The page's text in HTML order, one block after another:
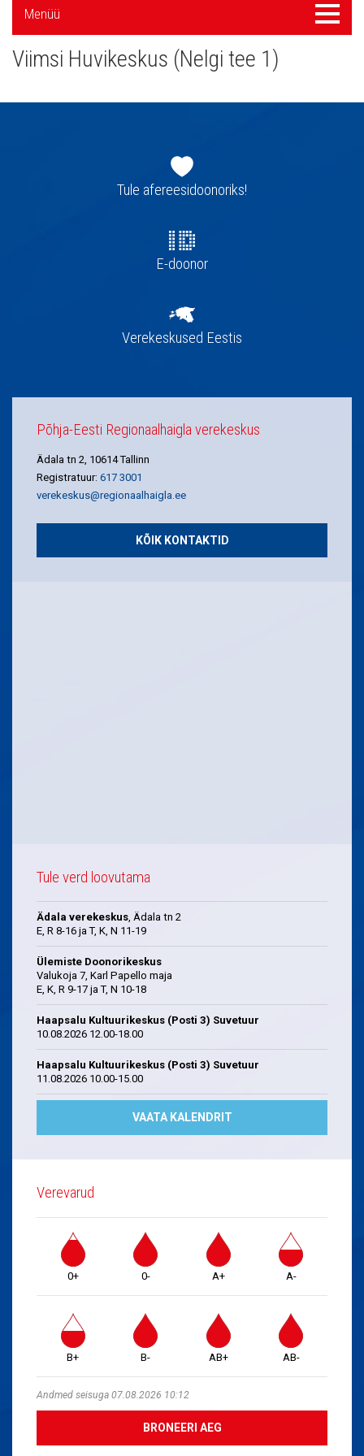
navigatsioon
Menüü
Menüü
Viimsi Huvikeskus (Nelgi tee 1)
navigatsioonTule afereesidoonoriks!
E-doonor
Verekeskused Eestis
Põhja-Eesti Regionaalhaigla verekeskus
Ädala tn 2, 10614 Tallinn
Registratuur: 617 3001
verekeskus@regionaalhaigla.ee
KÕIK KONTAKTID
Tule verd loovutama
Ädala verekeskus, Ädala tn 2
E, R 8-16 ja T, K, N 11-19
Ülemiste Doonorikeskus
Valukoja 7, Karl Papello maja
E, K, R 9-17 ja T, N 10-18
Haapsalu Kultuurikeskus (Posti 3) Suvetuur
10.08.2026 12.00-18.00
Haapsalu Kultuurikeskus (Posti 3) Suvetuur
11.08.2026 10.00-15.00
VAATA KALENDRIT
Verevarud
0+ 0- A+ A-
B+ B- AB+ AB-
Andmed seisuga 07.08.2026 10:12
BRONEERI AEG